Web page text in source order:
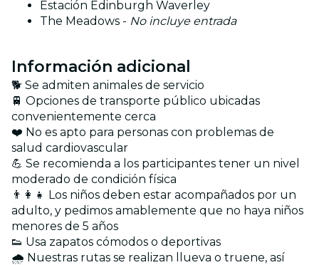
Estación Edinburgh Waverley
The Meadows - No incluye entrada
Información adicional
🐕 Se admiten animales de servicio
🚆 Opciones de transporte público ubicadas
convenientemente cerca
❤️ No es apto para personas con problemas de
salud cardiovascular
💪 Se recomienda a los participantes tener un nivel
moderado de condición física
👨‍👩‍👧 Los niños deben estar acompañados por un
adulto, y pedimos amablemente que no haya niños
menores de 5 años
👟 Usa zapatos cómodos o deportivas
🌧️ Nuestras rutas se realizan llueva o truene, así